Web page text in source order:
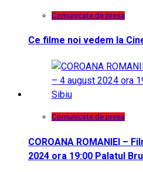
Comunicate de presa
Ce filme noi vedem la
Comunicate de presa
COROANA ROMANIEI –
2024 ora 19:00 Palatul